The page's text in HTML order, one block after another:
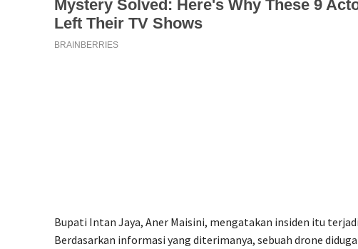
Bupati Intan Jaya, Aner Maisini, mengatakan insiden itu
Berdasarkan informasi yang diterimanya, sebuah drone